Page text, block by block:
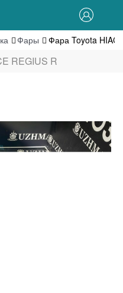
Фары Фара Toyota
REGIUS R